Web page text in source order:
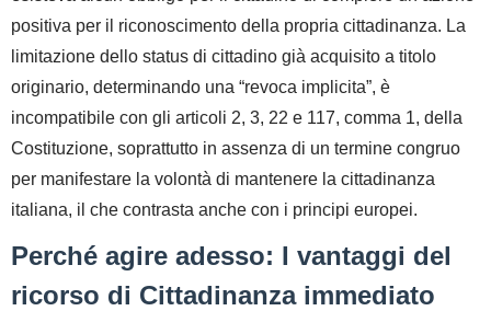
positiva per il riconoscimento della propria cittadinanza. La
limitazione dello status di cittadino già acquisito a titolo
originario, determinando una “revoca implicita”, è
incompatibile con gli articoli 2, 3, 22 e 117, comma 1, della
Costituzione, soprattutto in assenza di un termine congruo
per manifestare la volontà di mantenere la cittadinanza
italiana, il che contrasta anche con i principi europei.
Perché agire adesso: I vantaggi del
ricorso di Cittadinanza immediato